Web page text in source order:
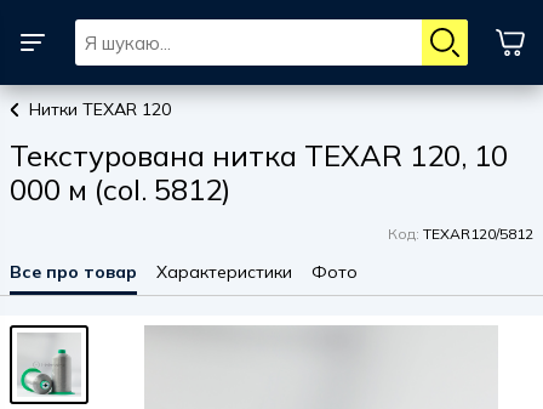
Нитки TEXAR 120
Текстурована нитка TEXAR 120, 10
000 м (col. 5812)
Код: TEXAR120/5812
Все про товар Характеристики Фото